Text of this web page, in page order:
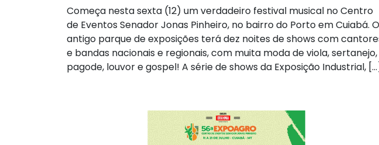
Começa nesta sexta (12) um verdadeiro festival musical no Centro
de Eventos Senador Jonas Pinheiro, no bairro do Porto em Cuiabá. O
antigo parque de exposições terá dez noites de shows com
e bandas nacionais e regionais, com muita moda de viola, sertanejo,
pagode, louvor e gospel! A série de shows da Exposição Industrial, […]